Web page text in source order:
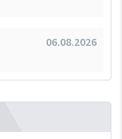
06.08.2026